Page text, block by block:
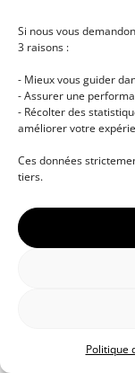
Si nous vous
3 raisons :
- Mieux vous guider
- Assurer une
- Récolter des
améliorer votre
Ces données
tiers.
Politique
musicale •